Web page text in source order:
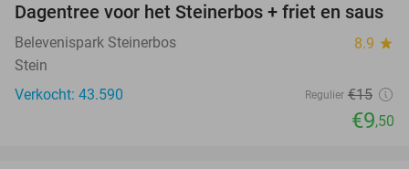
37%
Dagentree voor het Steinerbos + friet en saus
Belevenispark Steinerbos 8.9 star
Stein
Verkocht: 43.590
Regulier €15
€9,50